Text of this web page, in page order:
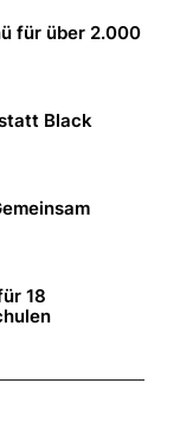
für über 2.000
Black
18